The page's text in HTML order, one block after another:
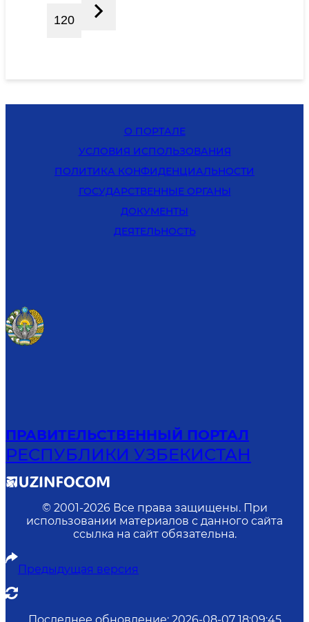
120
О ПОРТАЛЕ
УСЛОВИЯ ИСПОЛЬЗОВАНИЯ
ПОЛИТИКА КОНФИДЕНЦИАЛЬНОСТИ
ГОСУДАРСТВЕННЫЕ ОРГАНЫ
ДОКУМЕНТЫ
ДЕЯТЕЛЬНОСТЬ
ПРАВИТЕЛЬСТВЕННЫЙ ПОРТАЛ
РЕСПУБЛИКИ УЗБЕКИСТАН
© 2001-2026 Все права защищены. При
использовании материалов с данного сайта
ссылка на сайт обязательна.
Предыдущая версия